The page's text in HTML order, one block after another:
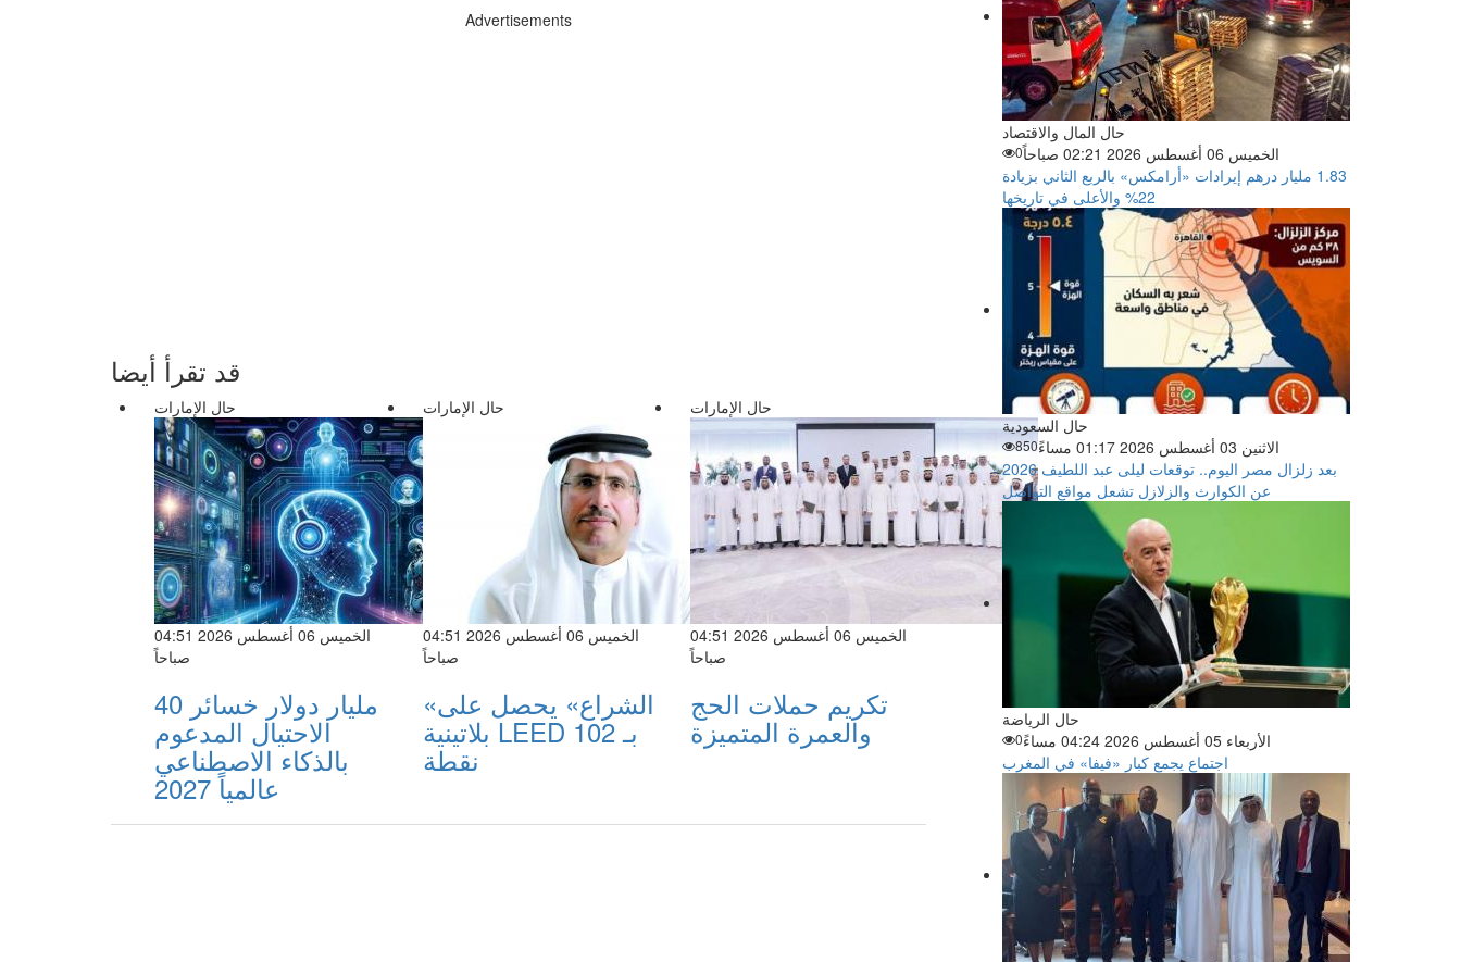
Advertisements
قد تقرأ أيضا
حال الإمارات
الخميس 06 أغسطس 2026 04:51
صباحاً
40 مليار دولار خسائر
الاحتيال المدعوم
بالذكاء الاصطناعي
عالمياً 2027
حال الإمارات
الخميس 06 أغسطس 2026 04:51
صباحاً
«الشراع» يحصل على
بلاتينية LEED بـ 102
نقطة
حال الإمارات
الخميس 06 أغسطس 2026 04:51
صباحاً
تكريم حملات الحج
والعمرة المتميزة
حال المال والاقتصاد
الخميس 06 أغسطس 2026 02:21 صباحاً
0
‏1.83 مليار درهم إيرادات «أرامكس» بالربع الثاني بزيادة
22% والأعلى في تاريخها
حال السعودية
الاثنين 03 أغسطس 2026 01:17 مساءً
850
بعد زلزال مصر اليوم.. توقعات ليلى عبد اللطيف 2026
عن الكوارث والزلازل تشعل مواقع التواصل
حال الرياضة
الأربعاء 05 أغسطس 2026 04:24 مساءً
0
اجتماع يجمع كبار «فيفا» في المغرب